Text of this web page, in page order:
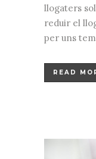
llogaters
reduir el
per uns
READ